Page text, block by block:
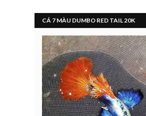
CÁ 7 MÀU DUMBO RED TAIL 20K